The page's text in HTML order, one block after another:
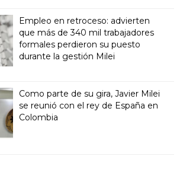
Empleo en retroceso: advierten
que más de 340 mil trabajadores
formales perdieron su puesto
durante la gestión Milei
Como parte de su gira, Javier Milei
se reunió con el rey de España en
Colombia